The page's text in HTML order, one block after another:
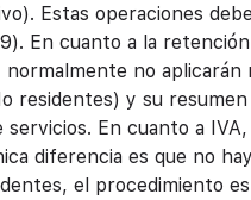
Estas operaciones
En cuanto a la
no aplicarán
residentes) y su
En cuanto a
diferencia es que no
el procedimiento